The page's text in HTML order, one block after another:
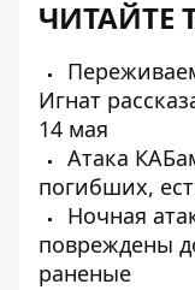
ЧИТАЙТЕ
Игнат
14 мая
Атака
погибших,
Ночная
повреждены
раненые